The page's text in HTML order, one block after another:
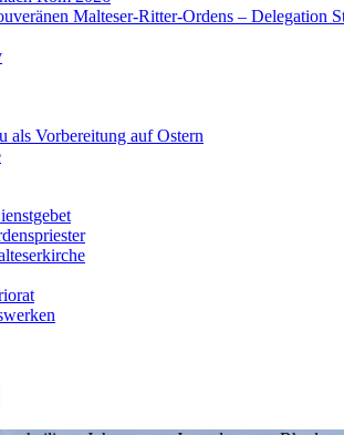
Malteser-Ritter-Ordens – Delegation
als Vorbereitung auf Ostern